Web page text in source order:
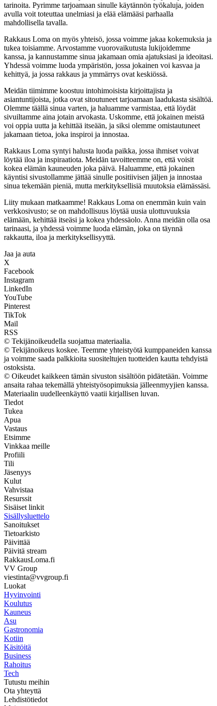
tarinoita. Pyrimme tarjoamaan sinulle käytännön työkaluja, joiden
avulla voit toteuttaa unelmiasi ja elää elämääsi parhaalla
mahdollisella tavalla.
Rakkaus Loma on myös yhteisö, jossa voimme jakaa kokemuksia ja
tukea toisiamme. Arvostamme vuorovaikutusta lukijoidemme
kanssa, ja kannustamme sinua jakamaan omia ajatuksiasi ja ideoitasi.
Yhdessä voimme luoda ympäristön, jossa jokainen voi kasvaa ja
kehittyä, ja jossa rakkaus ja ymmärrys ovat keskiössä.
Meidän tiimimme koostuu intohimoisista kirjoittajista ja
asiantuntijoista, jotka ovat sitoutuneet tarjoamaan laadukasta sisältöä.
Olemme täällä sinua varten, ja haluamme varmistaa, että löydät
sivuiltamme aina jotain arvokasta. Uskomme, että jokainen meistä
voi oppia uutta ja kehittää itseään, ja siksi olemme omistautuneet
jakamaan tietoa, joka inspiroi ja innostaa.
Rakkaus Loma syntyi halusta luoda paikka, jossa ihmiset voivat
löytää iloa ja inspiraatiota. Meidän tavoitteemme on, että voisit
kokea elämän kauneuden joka päivä. Haluamme, että jokainen
käyntisi sivustollamme jättää sinulle positiivisen jäljen ja innostaa
sinua tekemään pieniä, mutta merkityksellisiä muutoksia elämässäsi.
Liity mukaan matkaamme! Rakkaus Loma on enemmän kuin vain
verkkosivusto; se on mahdollisuus löytää uusia ulottuvuuksia
elämään, kehittää itseäsi ja kokea yhdessäolo. Anna meidän olla osa
tarinaasi, ja yhdessä voimme luoda elämän, joka on täynnä
rakkautta, iloa ja merkityksellisyyttä.
Jaa ja auta
X
Facebook
Instagram
LinkedIn
YouTube
Pinterest
TikTok
Mail
RSS
© Tekijänoikeudella suojattua materiaalia.
© Tekijänoikeus koskee. Teemme yhteistyötä kumppaneiden kanssa
ja voimme saada palkkioita suositeltujen tuotteiden kautta tehdyistä
ostoksista.
© Oikeudet kaikkeen tämän sivuston sisältöön pidätetään. Voimme
ansaita rahaa tekemällä yhteistyösopimuksia jälleenmyyjien kanssa.
Materiaalin uudelleenkäyttö vaatii kirjallisen luvan.
Tiedot
Tukea
Apua
Vastaus
Etsimme
Vinkkaa meille
Profiili
Tili
Jäsenyys
Kulut
Vahvistaa
Resurssit
Sisäiset linkit
Sisällysluettelo
Sanoitukset
Tietoarkisto
Päivittää
Päivitä stream
RakkausLoma.fi
VV Group
viestinta@vvgroup.fi
Luokat
Hyvinvointi
Koulutus
Kauneus
Asu
Gastronomia
Kotiin
Käsitöitä
Business
Rahoitus
Tech
Tutustu meihin
Ota yhteyttä
Lehdistötiedot